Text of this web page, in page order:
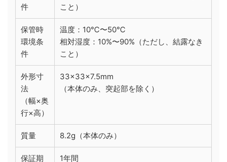
件
こと）
保管時
環境条
件
温度：10℃〜50℃
相対湿度：10%〜90%（ただし、結露なき
こと）
外形寸
法
（幅×奥
行×高）
33×33×7.5mm
（本体のみ、突起部を除く）
質量 8.2g（本体のみ）
保証期 1年間